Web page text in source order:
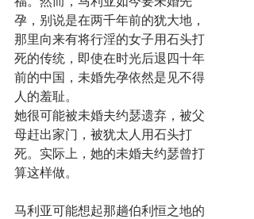
孕，别说是在两千年前的犹大地，
那里向来有将行淫的女子用石头打
死的传统，即使在时光后退四十年
前的中国，未婚先孕依然是见不得
人的羞耻。
她很可能被未婚夫约瑟遗弃，被父
母赶出家门，被犹太人用石头打
死。实际上，她的未婚夫约瑟曾打
算这样做。
马利亚可能想起那趟伯利恒之地的